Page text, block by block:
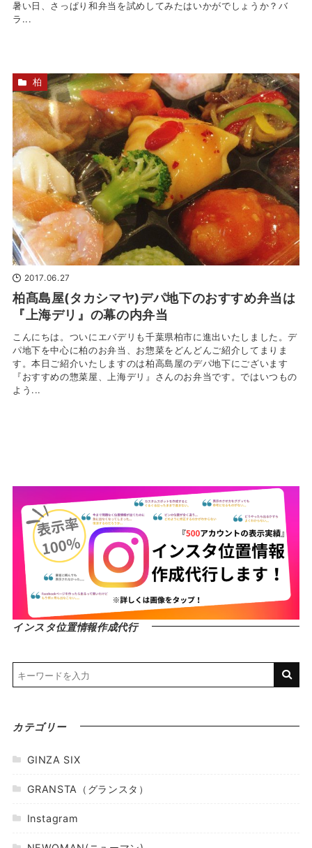
暑い日、さっぱり和弁当を試めしてみたはいかがでしょうか？バ
ラ...
2017.06.27
柏髙島屋(タカシマヤ)デパ地下のおすすめ弁当は
『上海デリ』の幕の内弁当
こんにちは。ついにエバデリも千葉県柏市に進出いたしました。デ
パ地下を中心に柏のお弁当、お惣菜をどんどんご紹介してまりま
す。本日ご紹介いたしますのは柏高島屋のデパ地下にございます
『おすすめの惣菜屋、上海デリ』さんのお弁当です。ではいつもの
よう...
柏
インスタ位置情報作成代行
カテゴリー
GINZA SIX
GRANSTA（グランスタ）
Instagram